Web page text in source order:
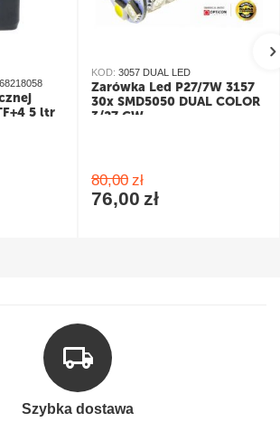
5 ltr
KOD: 3057 DUAL LED
Żarówka Led P27/7W 3157
30x SMD5050 DUAL COLOR
3/27 CW
80,00 zł
76,00 zł
Szybka dostawa